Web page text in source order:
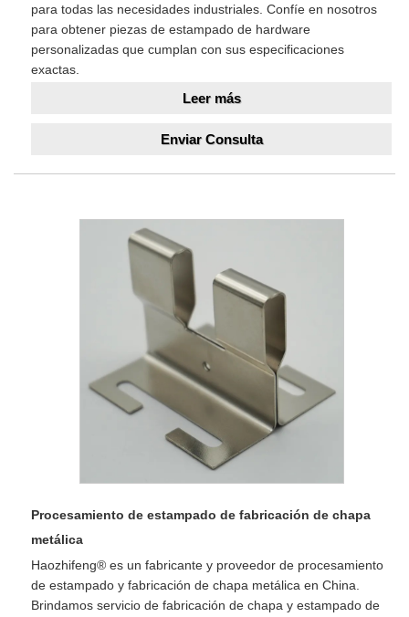
para todas las necesidades industriales. Confíe en nosotros
para obtener piezas de estampado de hardware
personalizadas que cumplan con sus especificaciones
exactas.
Leer más
Enviar Consulta
Procesamiento de estampado de fabricación de chapa
metálica
Haozhifeng® es un fabricante y proveedor de procesamiento
de estampado y fabricación de chapa metálica en China.
Brindamos servicio de fabricación de chapa y estampado de